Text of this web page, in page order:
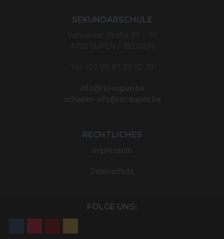
SEKUNDARSCHULE
RECHTLICHES
FOLGE UNS: